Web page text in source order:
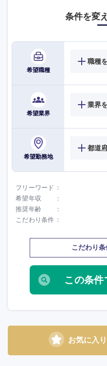
条件を変
希望職種
職種
希望業界
業界
希望勤務地
都道
フリーワード
希望年収
推奨年齢
こだわり条件
こだわり
お気に入
選
選
選
選